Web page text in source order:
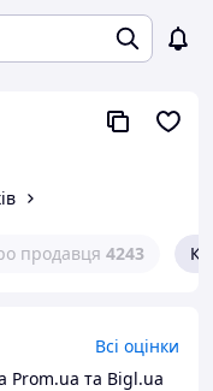
продавця 4243
Всі оцінки
Prom.ua та Bigl.ua